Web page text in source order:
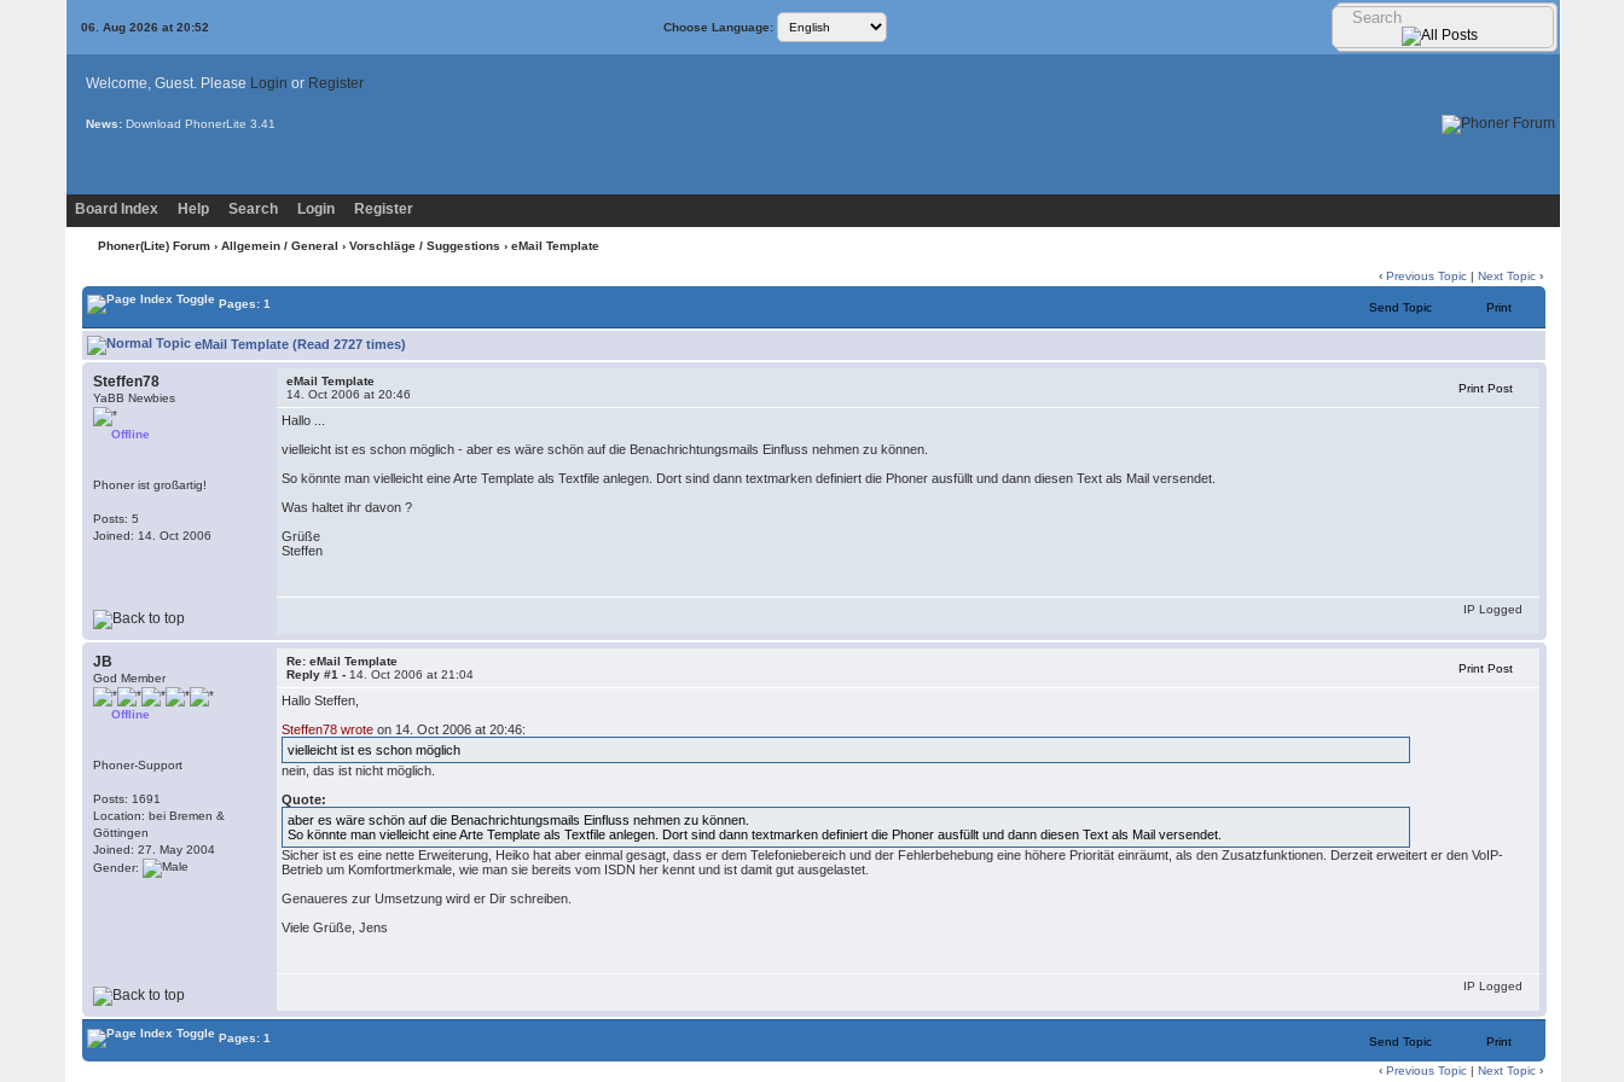
06. Aug 2026 at 20:52 Choose Language:
Welcome, Guest. Please Login or Register
News: Download PhonerLite 3.41
Board Index Help Search Login Register
Phoner(Lite) Forum › Allgemein / General › Vorschläge / Suggestions › eMail Template
‹Previous Topic |Next Topic ›
Pages: 1 Send Topic Print
eMail Template (Read 2727 times)
Steffen78
YaBB Newbies
Offline
Phoner ist großartig!
Posts: 5
Joined: 14. Oct 2006
eMail Template
14. Oct 2006 at 20:46
Print Post
Hallo ...
vielleicht ist es schon möglich - aber es wäre schön auf die Benachrichtungsmails Einfluss nehmen zu können.
So könnte man vielleicht eine Arte Template als Textfile anlegen. Dort sind dann textmarken definiert die Phoner ausfüllt und dann diesen Text als Mail versendet.
Was haltet ihr davon ?
Grüße
Steffen
IP Logged
JB
God Member
Offline
Phoner-Support
Posts: 1691
Location: bei Bremen &
Göttingen
Joined: 27. May 2004
Gender:
Re: eMail Template
Reply #1 - 14. Oct 2006 at 21:04 Print Post
Hallo Steffen,
Steffen78 wrote on 14. Oct 2006 at 20:46:
vielleicht ist es schon möglich
nein, das ist nicht möglich.
Quote:
aber es wäre schön auf die Benachrichtungsmails Einfluss nehmen zu können.
So könnte man vielleicht eine Arte Template als Textfile anlegen. Dort sind dann textmarken definiert die Phoner ausfüllt und dann diesen Text als Mail versendet.
Sicher ist es eine nette Erweiterung, Heiko hat aber einmal gesagt, dass er dem Telefoniebereich und der Fehlerbehebung eine höhere Priorität einräumt, als den Zusatzfunktionen. Derzeit erweitert er den VoIP-
Betrieb um Komfortmerkmale, wie man sie bereits vom ISDN her kennt und ist damit gut ausgelastet.
Genaueres zur Umsetzung wird er Dir schreiben.
Viele Grüße, Jens
IP Logged
Pages: 1 Send Topic Print
‹Previous Topic |Next Topic ›